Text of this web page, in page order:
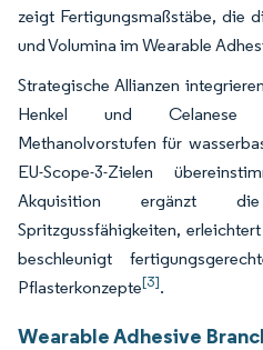
zeigt Fertigungsmaßstäbe, die
und Volumina im Wearable
Strategische Allianzen
Henkel und Celanese
Methanolvorstufen für
EU-Scope-3-Zielen
Akquisition ergänzt
Spritzgussfähigkeiten,
beschleunigt
Pflasterkonzepte[3].
Wearable Adhesive